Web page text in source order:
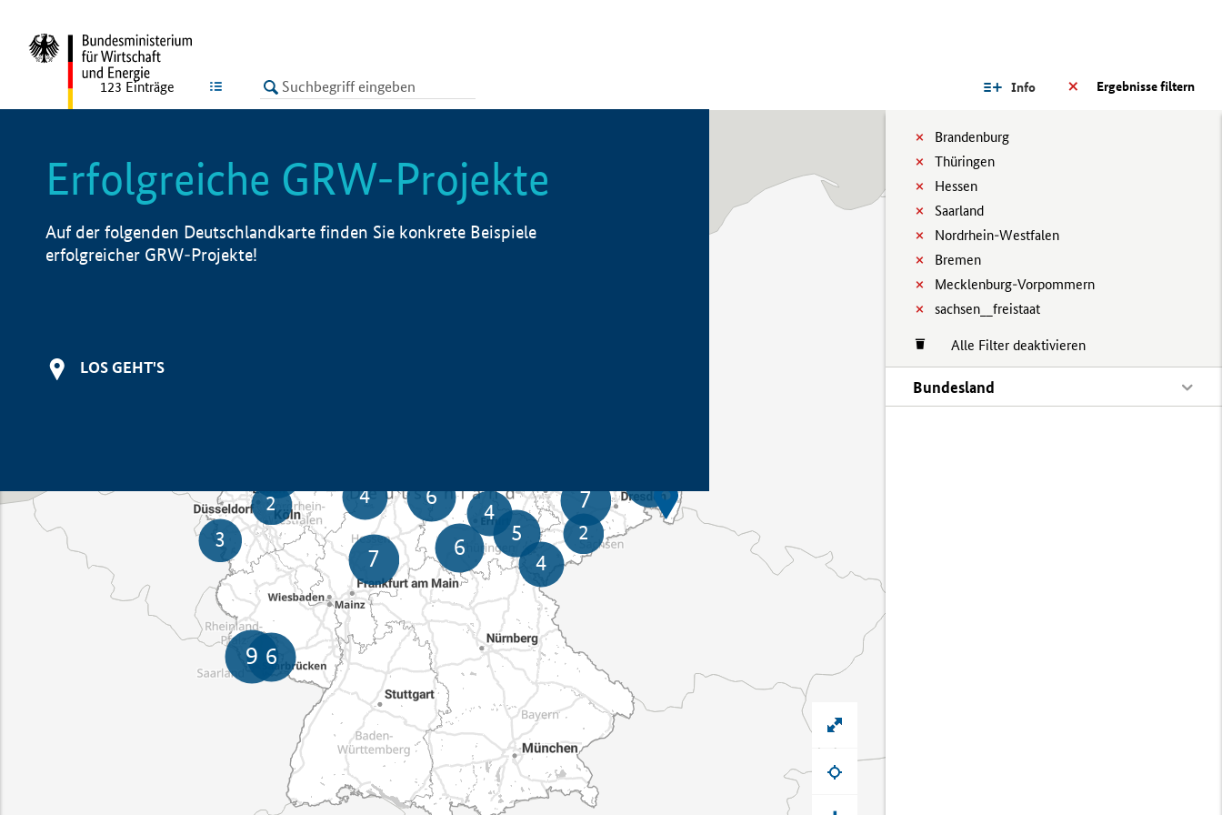
LISTE Ergebnisse filtern
Info
Brandenburg
Thüringen
Hessen
Saarland
Nordrhein-Westfalen
Bremen
Mecklenburg-Vorpommern
sachsen__freistaat
Alle Filter deaktivieren
Bundesland
123 Einträge
Erfolgreiche GRW-Projekte
Auf der folgenden Deutschlandkarte finden Sie konkrete Beispiele
erfolgreicher GRW-Projekte!
LOS GEHT'S